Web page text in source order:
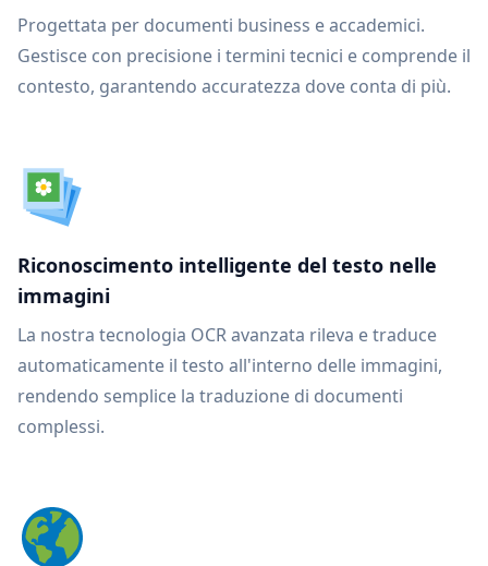
Progettata per documenti business e accademici.
Gestisce con precisione i termini tecnici e comprende il
contesto, garantendo accuratezza dove conta di più.
Riconoscimento intelligente del testo nelle
immagini
La nostra tecnologia OCR avanzata rileva e traduce
automaticamente il testo all'interno delle immagini,
rendendo semplice la traduzione di documenti
complessi.